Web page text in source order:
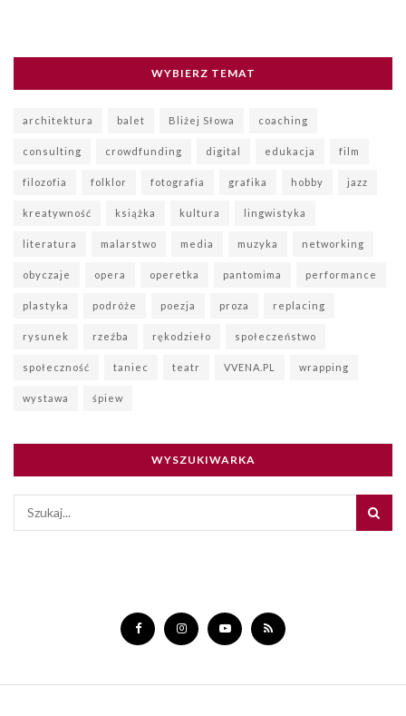
WYBIERZ TEMAT
architektura balet Bliżej Słowa coaching
consulting crowdfunding digital edukacja film
filozofia folklor fotografia grafika hobby jazz
kreatywność książka kultura lingwistyka
literatura malarstwo media muzyka networking
obyczaje opera operetka pantomima performance
plastyka podróże poezja proza replacing
rysunek rzeźba rękodzieło społeczeństwo
społeczność taniec teatr VVENA.PL wrapping
wystawa śpiew
WYSZUKIWARKA